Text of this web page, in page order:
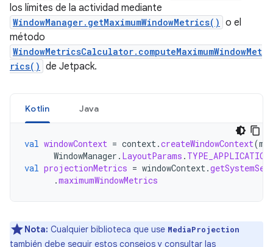
los límites de la actividad mediante
WindowManager.getMaximumWindowMetrics() o el
método
WindowMetricsCalculator.computeMaximumWindowMet
rics() de Jetpack.
Kotlin Java
val windowContext = context.createWindowContext(
WindowManager . LayoutParams . TYPE_APPLICATION
val projectionMetrics = windowContext.
.maximumWindowMetrics
Nota: Cualquier biblioteca que use MediaProjection
también debe seguir estos consejos y consultar las